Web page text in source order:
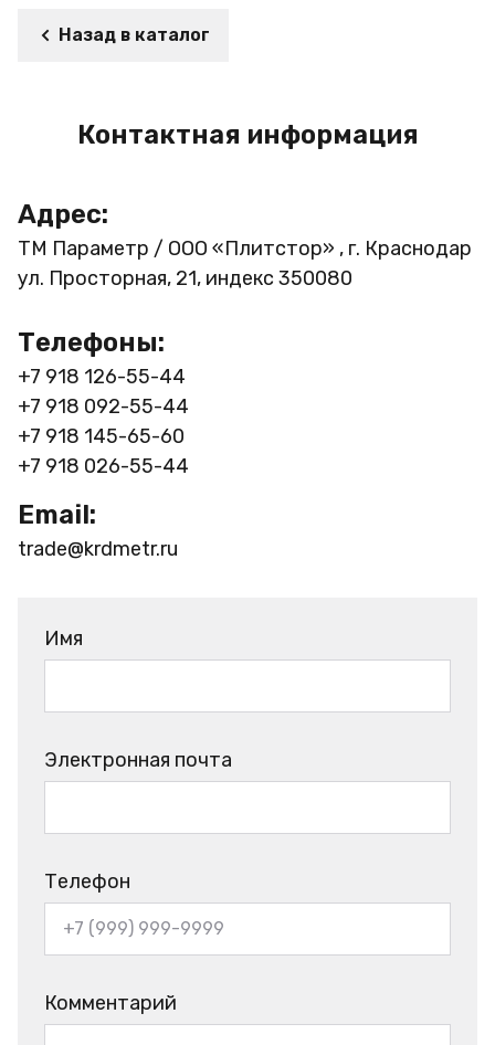
Назад в каталог
Контактная информация
Адрес:
ТМ Параметр / ООО «Плитстор» , г. Краснодар
ул. Просторная, 21, индекс 350080
Телефоны:
+7 918 126-55-44
+7 918 092-55-44
+7 918 145-65-60
+7 918 026-55-44
Email:
trade@krdmetr.ru
Имя
Электронная почта
Телефон
Комментарий